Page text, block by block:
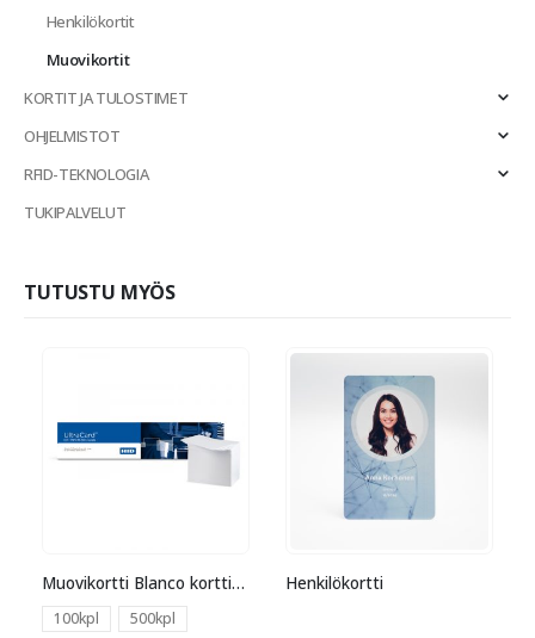
Henkilökortit
Muovikortit
KORTIT JA TULOSTIMET
OHJELMISTOT
RFID-TEKNOLOGIA
TUKIPALVELUT
TUTUSTU MYÖS
Muovikortti Blanco korttitulostimeen
100kpl 500kpl
Henkilökortti